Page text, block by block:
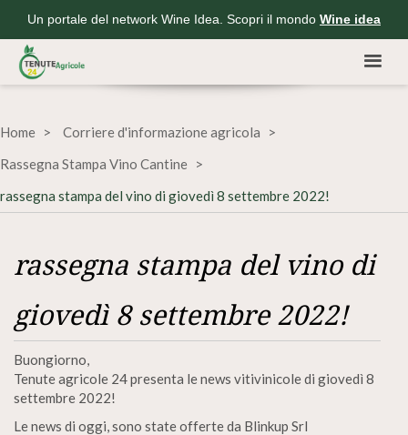
Un portale del network Wine Idea. Scopri il mondo Wine idea
Home
Corriere d'informazione agricola
Rassegna Stampa Vino Cantine
rassegna stampa del vino di giovedì 8 settembre 2022!
rassegna stampa del vino di
giovedì 8 settembre 2022!
Buongiorno,
Tenute agricole 24 presenta le news vitivinicole di giovedì 8
settembre 2022!
Le news di oggi, sono state offerte da Blinkup Srl